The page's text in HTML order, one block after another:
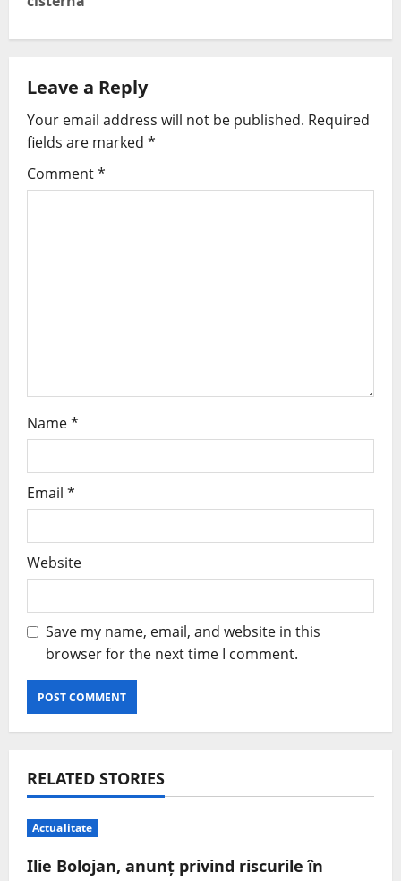
Leave a Reply
Your email address will not be published. Required
fields are marked *
Comment*
Name*
Email *
Website
Save my name, email, and website in this
browser for the next time I comment.
RELATED STORIES
Actualitate
Ilie Bolojan, anunț privind riscurile în